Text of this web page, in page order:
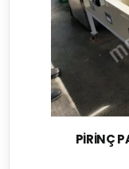
PIRINÇ